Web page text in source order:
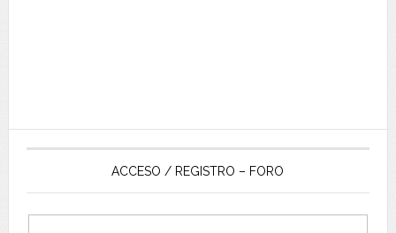
ACCESO / REGISTRO – FORO